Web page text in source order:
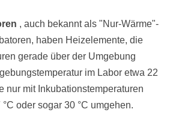
, auch bekannt als "Nur-Wärme"-
haben Heizelemente, die
gerade über der Umgebung
im Labor etwa 22
nur mit Inkubationstemperaturen
oder sogar 30 °C umgehen.